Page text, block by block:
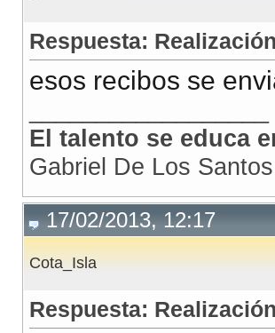
Respuesta:
esos recibos se
El talento se educa
Gabriel De Los Santos
17/02/2013, 12:17
Cota_Isla
Respuesta: